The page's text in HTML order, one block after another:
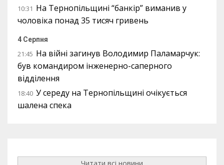
10:31 На Тернопільщині “банкір” виманив у
чоловіка понад 35 тисяч гривень
4 Серпня
21:45 На війні загинув Володимир Паламарчук:
був командиром інженерно-саперного
відділення
18:40 У середу на Тернопільщині очікується
шалена спека